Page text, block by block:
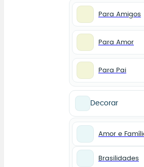
Para Amigos
Para Amor
Para Pai
Decorar
Amor e
Brasilidades